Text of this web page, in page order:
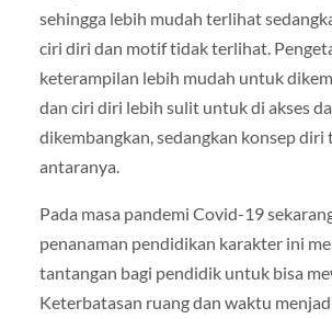
sehingga lebih mudah terlihat
ciri diri dan motif tidak terlihat.
keterampilan lebih mudah untuk
dan ciri diri lebih sulit untuk di akses
dikembangkan, sedangkan konsep diri
antaranya.
Pada masa pandemi Covid-19
penanaman pendidikan karakter ini
tantangan bagi pendidik untuk bisa
Keterbatasan ruang dan waktu